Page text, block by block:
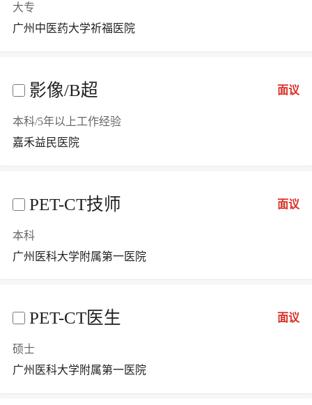
大专
广州中医药大学祈福医院
影像/B超 面议
本科/5年以上工作经验
嘉禾益民医院
PET-CT技师 面议
本科
广州医科大学附属第一医院
PET-CT医生 面议
硕士
广州医科大学附属第一医院